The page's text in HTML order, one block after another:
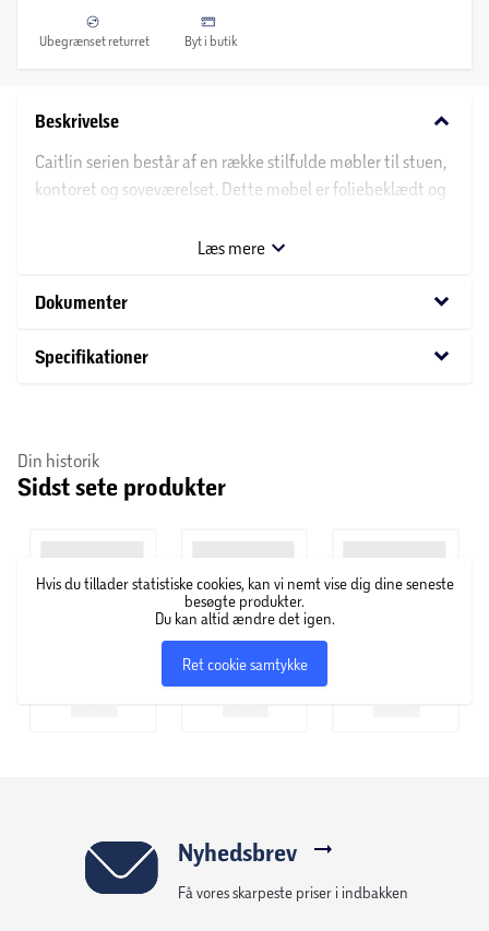
Ubegrænset returret Byt i butik
Beskrivelse keyboard_arrow_down
Caitlin serien består af en række stilfulde møbler til stuen,
kontoret og soveværelset. Dette møbel er foliebeklædt og
om. Kommoden måler 53 cm i højden, 51 cm i bredden og
Læs mere
Dokumenter keyboard_arrow_down
Specifikationer keyboard_arrow_down
Din historik
Sidst sete produkter
Hvis du tillader statistiske cookies, kan vi nemt vise dig dine seneste
besøgte produkter.
Du kan altid ændre det igen.
Ret cookie samtykke
Nyhedsbrev
Få vores skarpeste priser i indbakken